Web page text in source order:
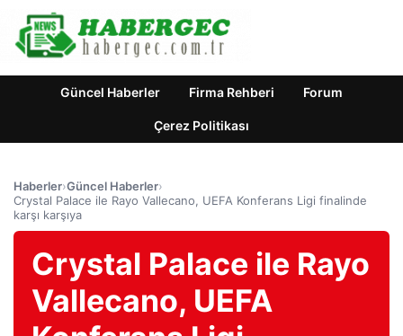
Güncel Haberler Firma Rehberi Forum
Çerez Politikası
Haberler›Güncel Haberler›
Crystal Palace ile Rayo Vallecano, UEFA Konferans Ligi finalinde
karşı karşıya
Crystal Palace ile Rayo
Vallecano, UEFA